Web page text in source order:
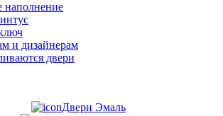
наполнение
и дизайнерам
двери
Двери Эмаль